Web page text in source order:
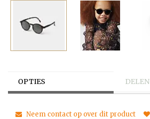
OPTIES DELEN
Neem contact op over dit product